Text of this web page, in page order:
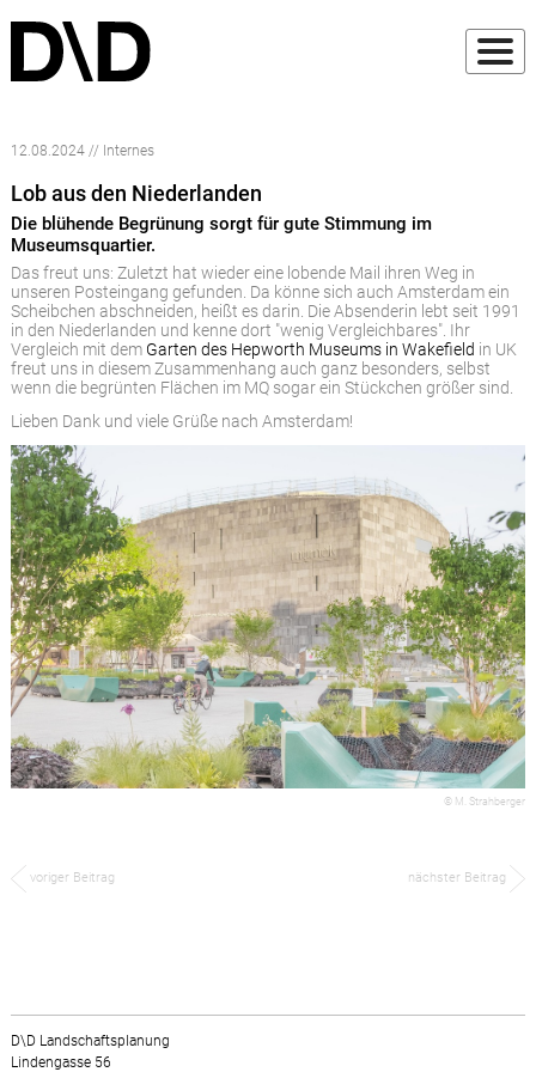
12.08.2024 // Internes
Lob aus den Niederlanden
Die blühende Begrünung sorgt für gute Stimmung im
Museumsquartier.
Das freut uns: Zuletzt hat wieder eine lobende Mail ihren Weg in
unseren Posteingang gefunden. Da könne sich auch Amsterdam ein
Scheibchen abschneiden, heißt es darin. Die Absenderin lebt seit 1991
in den Niederlanden und kenne dort "wenig Vergleichbares". Ihr
Vergleich mit dem Garten des Hepworth Museums in Wakefield in UK
freut uns in diesem Zusammenhang auch ganz besonders, selbst
wenn die begrünten Flächen im MQ sogar ein Stückchen größer sind.
Lieben Dank und viele Grüße nach Amsterdam!
© M. Strahberger
voriger Beitrag nächster Beitrag
D\D Landschaftsplanung
Lindengasse 56